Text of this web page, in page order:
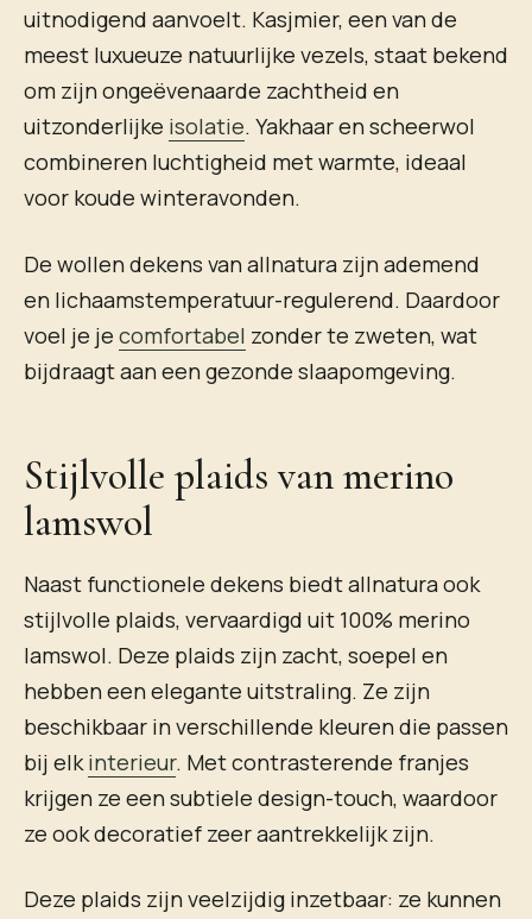
uitnodigend aanvoelt. Kasjmier, een van de
meest luxueuze natuurlijke vezels, staat bekend
om zijn ongeëvenaarde zachtheid en
uitzonderlijke isolatie. Yakhaar en scheerwol
combineren luchtigheid met warmte, ideaal
voor koude winteravonden.
De wollen dekens van allnatura zijn ademend
en lichaamstemperatuur-regulerend. Daardoor
voel je je comfortabel zonder te zweten, wat
bijdraagt aan een gezonde slaapomgeving.
Stijlvolle plaids van merino
lamswol
Naast functionele dekens biedt allnatura ook
stijlvolle plaids, vervaardigd uit 100% merino
lamswol. Deze plaids zijn zacht, soepel en
hebben een elegante uitstraling. Ze zijn
beschikbaar in verschillende kleuren die passen
bij elkinterieur. Met contrasterende franjes
krijgen ze een subtiele design-touch, waardoor
ze ook decoratief zeer aantrekkelijk zijn.
Deze plaids zijn veelzijdig inzetbaar: ze kunnen